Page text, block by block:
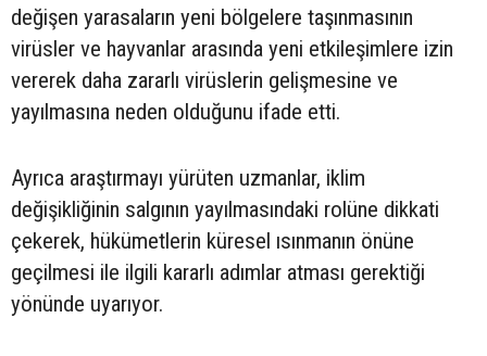
değişen yarasaların yeni bölgelere taşınmasının
virüsler ve hayvanlar arasında yeni etkileşimlere izin
vererek daha zararlı virüslerin gelişmesine ve
yayılmasına neden olduğunu ifade etti.
Ayrıca araştırmayı yürüten uzmanlar, iklim
değişikliğinin salgının yayılmasındaki rolüne dikkati
çekerek, hükümetlerin küresel ısınmanın önüne
geçilmesi ile ilgili kararlı adımlar atması gerektiği
yönünde uyarıyor.